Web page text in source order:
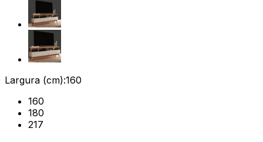
Largura (cm):160
160
180
217